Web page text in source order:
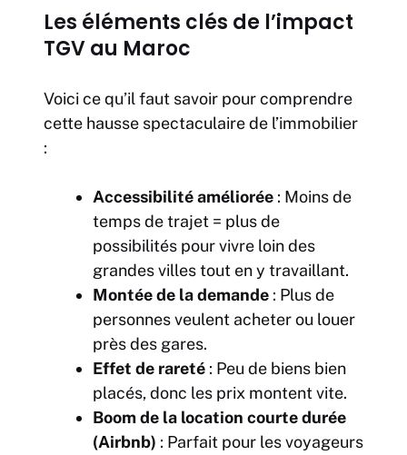
Les éléments clés de l’impact
TGV au Maroc
Voici ce qu’il faut savoir pour comprendre
cette hausse spectaculaire de l’immobilier
:
Accessibilité améliorée : Moins de
temps de trajet = plus de
possibilités pour vivre loin des
grandes villes tout en y travaillant.
Montée de la demande : Plus de
personnes veulent acheter ou louer
près des gares.
Effet de rareté : Peu de biens bien
placés, donc les prix montent vite.
Boom de la location courte durée
(Airbnb) : Parfait pour les voyageurs